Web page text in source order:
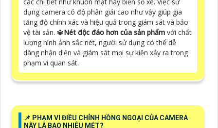
dụng camera có độ phân giải cao như vậy giúp gia
tăng độ chính xác và hiệu quả trong giám sát và bảo
vệ tài sản. 🔱Nét độc đáo hơn của sản phẩm với chất
lượng hình ảnh sắc nét, người sử dụng có thể dễ
dàng nhận diện và giám sát mọi sự kiện xảy ra trong
phạm vi quan sát.
📌 PHẠM VI ĐIỀU CHỈNH HỒNG NGOẠI CỦA CAMERA
NÀY LÀ BAO NHIÊU MÉT?